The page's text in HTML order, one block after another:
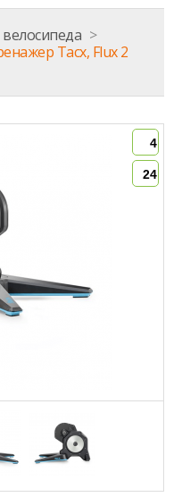
велосипеда >
Tacx, Flux 2
4
24